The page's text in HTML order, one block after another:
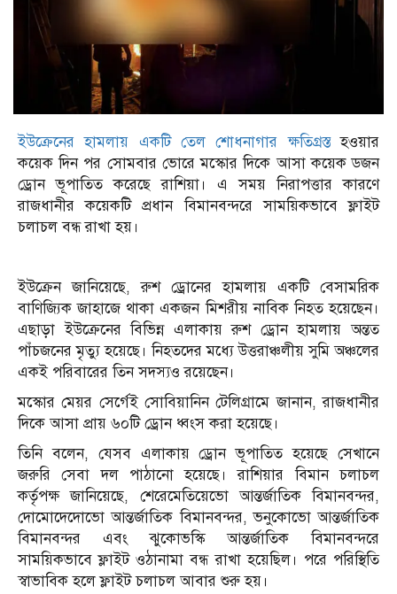
ইউক্রেনের হামলায় একটি তেল শোধনাগার ক্ষতিগ্রস্তহওয়ার
কয়েক দিন পর সোমবার ভোরে মস্কোর দিকে আসা কয়েক ডজন
ড্রোন ভূপাতিত করেছে রাশিয়া। এ সময় নিরাপত্তার কারণে
রাজধানীর কয়েকটি প্রধান বিমানবন্দরে সাময়িকভাবে ফ্লাইট
চলাচল বন্ধ রাখা হয়।
ইউক্রেন জানিয়েছে, রুশ ড্রোনের হামলায় একটি বেসামরিক
বাণিজ্যিক জাহাজে থাকা একজন মিশরীয় নাবিক নিহত হয়েছেন।
এছাড়া ইউক্রেনের বিভিন্ন এলাকায় রুশ ড্রোন হামলায় অন্তত
পাঁচজনের মৃত্যু হয়েছে। নিহতদের মধ্যে উত্তরাঞ্চলীয় সুমি অঞ্চলের
একই পরিবারের তিন সদস্যও রয়েছেন।
মস্কোর মেয়র সের্গেই সোবিয়ানিন টেলিগ্রামে জানান, রাজধানীর
দিকে আসা প্রায় ৬০টি ড্রোন ধ্বংস করা হয়েছে।
তিনি বলেন, যেসব এলাকায় ড্রোন ভূপাতিত হয়েছে সেখানে
জরুরি সেবা দল পাঠানো হয়েছে। রাশিয়ার বিমান চলাচল
কর্তৃপক্ষ জানিয়েছে, শেরেমেতিয়েভো আন্তর্জাতিক বিমানবন্দর,
দোমোদেদোভো আন্তর্জাতিক বিমানবন্দর, ভনুকোভো আন্তর্জাতিক
বিমানবন্দর এবং ঝুকোভস্কি আন্তর্জাতিক বিমানবন্দরে
সাময়িকভাবে ফ্লাইট ওঠানামা বন্ধ রাখা হয়েছিল। পরে পরিস্থিতি
স্বাভাবিক হলে ফ্লাইট চলাচল আবার শুরু হয়।